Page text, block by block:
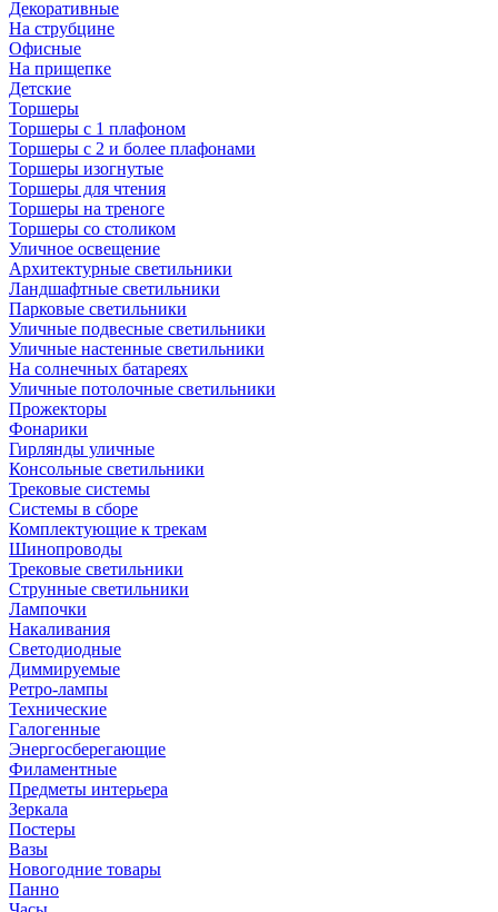
Декоративные
На струбцине
Офисные
На прищепке
Детские
Торшеры
Торшеры с 1 плафоном
Торшеры с 2 и более плафонами
Торшеры изогнутые
Торшеры для чтения
Торшеры на треноге
Торшеры со столиком
Уличное освещение
Архитектурные светильники
Ландшафтные светильники
Парковые светильники
Уличные подвесные светильники
Уличные настенные светильники
На солнечных батареях
Уличные потолочные светильники
Прожекторы
Фонарики
Гирлянды уличные
Консольные светильники
Трековые системы
Системы в сборе
Комплектующие к трекам
Шинопроводы
Трековые светильники
Струнные светильники
Лампочки
Накаливания
Светодиодные
Диммируемые
Ретро-лампы
Технические
Галогенные
Энергосберегающие
Филаментные
Предметы интерьера
Зеркала
Постеры
Вазы
Новогодние товары
Панно